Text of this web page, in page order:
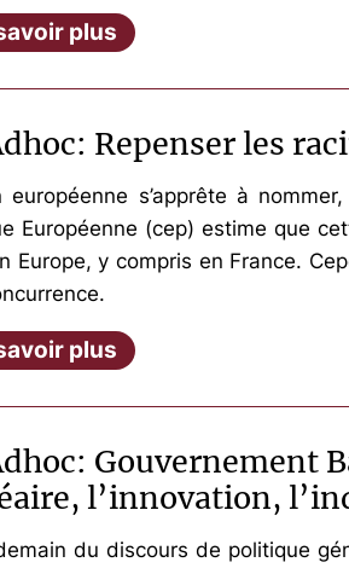
plus
Repenser les
européenne s’apprête à
Européenne (cep) estime que
Europe, y compris en France.
plus
Gouvernement
l’innovation,
du discours de politique